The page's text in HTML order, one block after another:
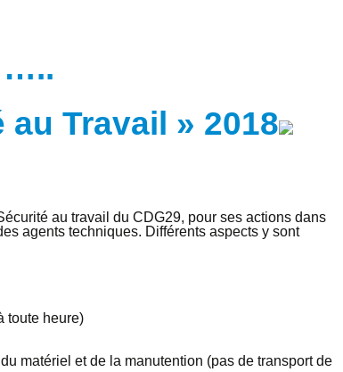
Travail » 2018
au travail du CDG29, pour ses actions dans
agents techniques. Différents aspects y sont
toute heure)
matériel et de la manutention (pas de transport de